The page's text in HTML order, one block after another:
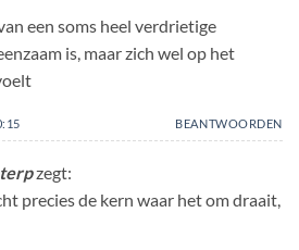
een soms heel verdrietige
is, maar zich wel op het
BEANTWOORDEN
zegt:
precies de kern waar het om draait,